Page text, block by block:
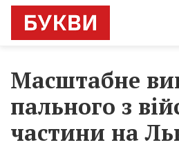
Масштабне
пального з
частини на